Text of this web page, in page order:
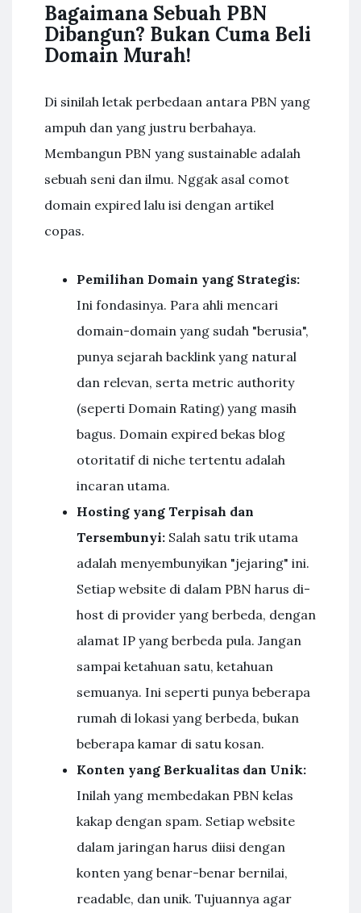
Bagaimana Sebuah PBN
Dibangun? Bukan Cuma Beli
Domain Murah!
Di sinilah letak perbedaan antara PBN yang
ampuh dan yang justru berbahaya.
Membangun PBN yang sustainable adalah
sebuah seni dan ilmu. Nggak asal comot
domain expired lalu isi dengan artikel
copas.
Pemilihan Domain yang Strategis:
Ini fondasinya. Para ahli mencari
domain-domain yang sudah "berusia",
punya sejarah backlink yang natural
dan relevan, serta metric authority
(seperti Domain Rating) yang masih
bagus. Domain expired bekas blog
otoritatif di niche tertentu adalah
incaran utama.
Hosting yang Terpisah dan
Tersembunyi: Salah satu trik utama
adalah menyembunyikan "jejaring" ini.
Setiap website di dalam PBN harus di-
host di provider yang berbeda, dengan
alamat IP yang berbeda pula. Jangan
sampai ketahuan satu, ketahuan
semuanya. Ini seperti punya beberapa
rumah di lokasi yang berbeda, bukan
beberapa kamar di satu kosan.
Konten yang Berkualitas dan Unik:
Inilah yang membedakan PBN kelas
kakap dengan spam. Setiap website
dalam jaringan harus diisi dengan
konten yang benar-benar bernilai,
readable, dan unik. Tujuannya agar